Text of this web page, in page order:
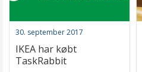
30. september 2017
IKEA har købt
TaskRabbit